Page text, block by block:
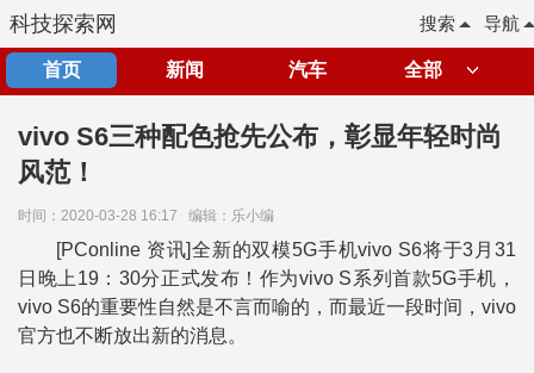
科技探索网 导航
搜索
首页 新闻 汽车 全部
vivo S6三种配色抢先公布，彰显年轻时尚
风范！
时间：2020-03-28 16:17 编辑：乐小编
[PConline 资讯]全新的双模5G手机vivo S6将于3月31
日晚上19：30分正式发布！作为vivo S系列首款5G手机，
vivo S6的重要性自然是不言而喻的，而最近一段时间，vivo
官方也不断放出新的消息。